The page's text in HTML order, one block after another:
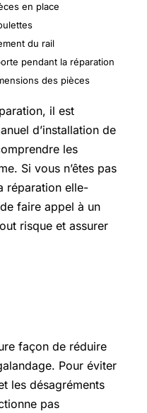
en place
du rail
pendant la réparation
des pièces
il est
d’installation de
les
Si vous n’êtes pas
réparation elle-
faire appel à un
risque et assurer
façon de réduire
Pour éviter
les désagréments
pas